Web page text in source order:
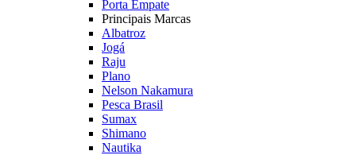
Porta Empate
Principais Marcas
Albatroz
Jogá
Raju
Plano
Nelson Nakamura
Pesca Brasil
Sumax
Shimano
Nautika